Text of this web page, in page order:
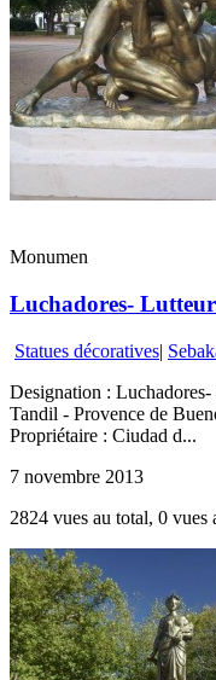
Monumen
Luchadores-
Statues décoratives|
Designation :
Tandil - Provence de
Propriétaire : Ciudad d...
7 novembre 2013
2824 vues au total, 0 vues